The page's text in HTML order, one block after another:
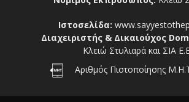
Ιστοσελίδα:
Διαχειριστής & Δικαιούχος
Κλειώ Στυλιαρά και ΣΙΑ
Αριθμός Πιστοποίησης